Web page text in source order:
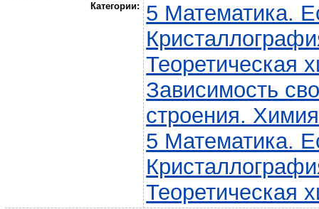
Категории:
5 Математика.
Теоретическая
Зависимость
строения.
5 Математика.
Теоретическая